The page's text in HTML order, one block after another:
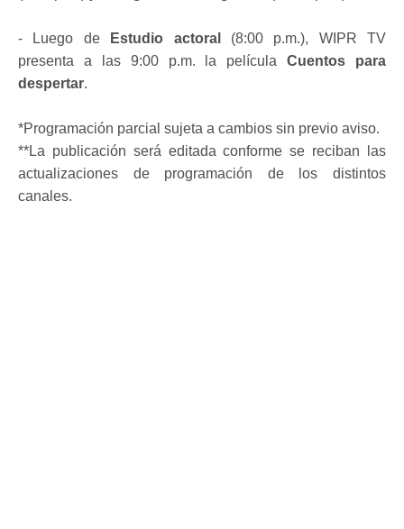
- Luego de Estudio actoral
(8:00 p.m.), WIPR TV
presenta a las 9:00 p.m. la películaCuentos para
despertar.
*Programación parcial sujeta a cambios sin previo aviso.
**La publicación será editada conforme se reciban las
actualizaciones de programación de los distintos
canales.